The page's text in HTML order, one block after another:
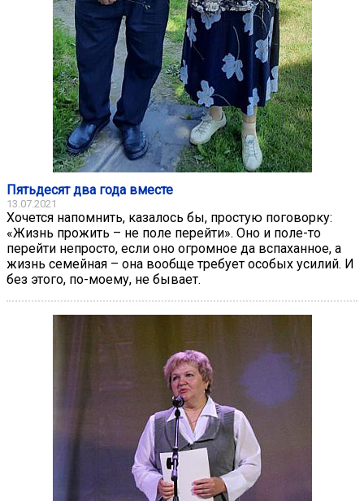
Пятьдесят два года вместе
13.07.2021
Хочется напомнить, казалось бы, простую поговорку:
«Жизнь прожить – не поле перейти». Оно и поле-то
перейти непросто, если оно огромное да вспаханное, а
жизнь семейная – она вообще требует особых усилий. И
без этого, по-моему, не бывает.